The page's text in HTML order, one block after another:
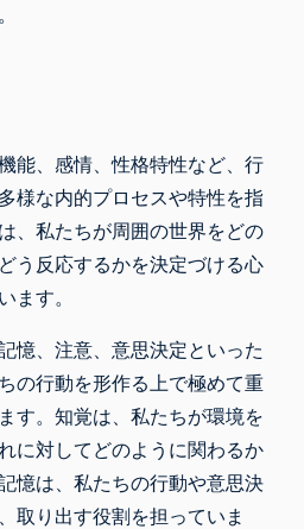
能、感情、性格特性など、行
様な内的プロセスや特性を指
、私たちが周囲の世界をどの
う反応するかを決定づける心
ます。
憶、注意、意思決定といった
の行動を形作る上で極めて重
す。知覚は、私たちが環境を
に対してどのように関わるか
憶は、私たちの行動や意思決
取り出す役割を担っていま